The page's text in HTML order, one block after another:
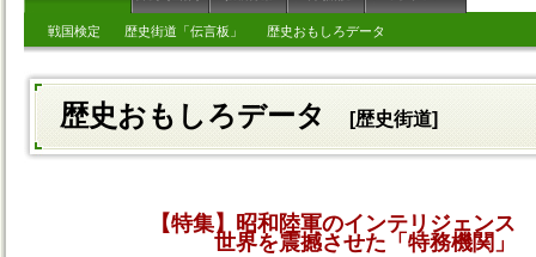
戦国検定 歴史街道「伝言板」 歴史おもしろデータ
歴史おもしろデータ [歴史街道]
【特集】昭和陸軍のインテリジェンス
世界を震撼させた「特務機関」